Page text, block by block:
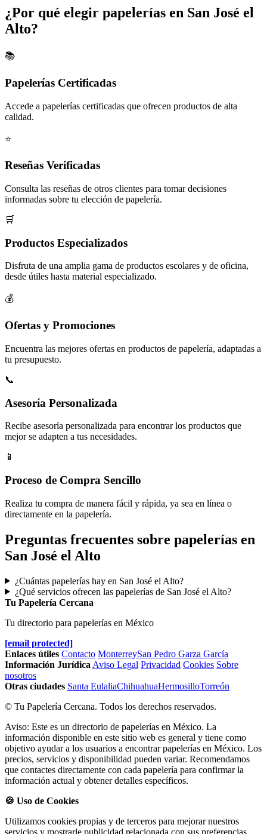
¿Por qué elegir papelerías en San José el
Alto?
📚
Papelerías Certificadas
Accede a papelerías certificadas que ofrecen productos de alta
calidad.
⭐
Reseñas Verificadas
Consulta las reseñas de otros clientes para tomar decisiones
informadas sobre tu elección de papelería.
🛒
Productos Especializados
Disfruta de una amplia gama de productos escolares y de oficina,
desde útiles hasta material especializado.
💰
Ofertas y Promociones
Encuentra las mejores ofertas en productos de papelería, adaptadas a
tu presupuesto.
📞
Asesoría Personalizada
Recibe asesoría personalizada para encontrar los productos que
mejor se adapten a tus necesidades.
📱
Proceso de Compra Sencillo
Realiza tu compra de manera fácil y rápida, ya sea en línea o
directamente en la papelería.
Preguntas frecuentes sobre papelerías en
San José el Alto
¿Cuántas papelerías hay en San José el Alto?
¿Qué servicios ofrecen las papelerías de San José el Alto?
Tu Papelería Cercana
Tu directorio para papelerías en México
[email protected]
Enlaces útiles Contacto MonterreySan Pedro Garza García
Información Jurídica Aviso Legal Privacidad Cookies Sobre
nosotros
Otras ciudades Santa EulaliaChihuahuaHermosilloTorreón
© Tu Papelería Cercana. Todos los derechos reservados.
Aviso: Este es un directorio de papelerías en México. La
información disponible en este sitio web es general y tiene como
objetivo ayudar a los usuarios a encontrar papelerías en México. Los
precios, servicios y disponibilidad pueden variar. Recomendamos
que contactes directamente con cada papelería para confirmar la
información actual y obtener detalles específicos.
🍪 Uso de Cookies
Utilizamos cookies propias y de terceros para mejorar nuestros
servicios y mostrarle publicidad relacionada con sus preferencias